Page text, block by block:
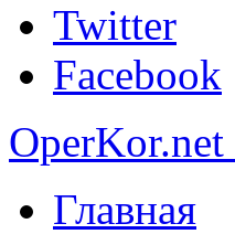
Twitter
Facebook
OperKor.net
Главная